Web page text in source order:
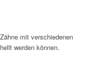
mit verschiedenen
werden können.